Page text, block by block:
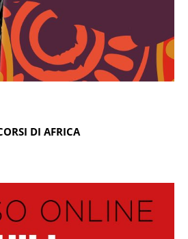
DI AFRICA